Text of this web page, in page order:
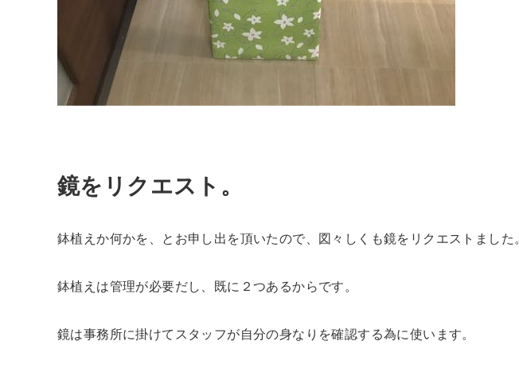
鏡をリクエスト。
鉢植えか何かを、とお申し出を頂いたので、図々しくも鏡をリクエストました。
鉢植えは管理が必要だし、既に２つあるからです。
鏡は事務所に掛けてスタッフが自分の身なりを確認する為に使います。